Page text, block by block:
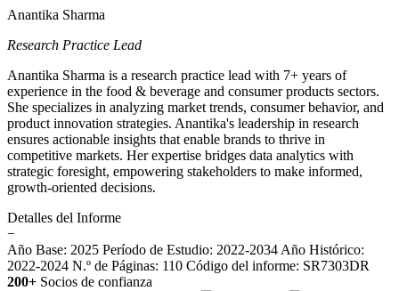
Anantika Sharma
Research Practice Lead
Anantika Sharma is a research practice lead with 7+ years of
experience in the food & beverage and consumer products sectors.
She specializes in analyzing market trends, consumer behavior, and
product innovation strategies. Anantika's leadership in research
ensures actionable insights that enable brands to thrive in
competitive markets. Her expertise bridges data analytics with
strategic foresight, empowering stakeholders to make informed,
growth-oriented decisions.
Detalles del Informe
−
Año Base: 2025 Período de Estudio: 2022-2034 Año Histórico:
2022-2024 N.º de Páginas: 110 Código del informe: SR7303DR
200+ Socios de confianza